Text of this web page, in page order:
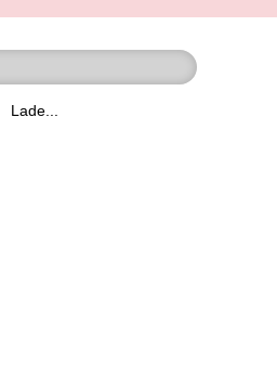
Lade...